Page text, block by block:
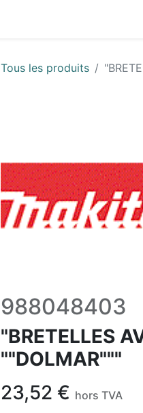
Tous les produits
988048403
"BRETELLES
""DOLMAR"""
23,52 € hors TVA